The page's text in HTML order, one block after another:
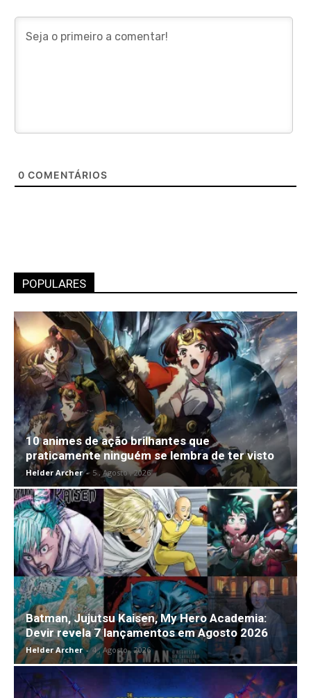
0 COMENTÁRIOS
POPULARES
10 animes de ação brilhantes que
praticamente ninguém se lembra de ter visto
Helder Archer - 5 , Agosto , 2026
Batman, Jujutsu Kaisen, My Hero Academia:
Devir revela 7 lançamentos em Agosto 2026
Helder Archer - 4 , Agosto , 2026